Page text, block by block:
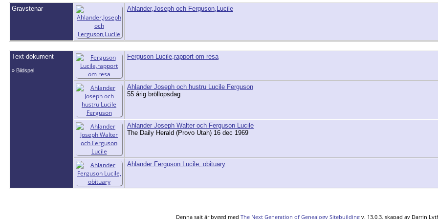
Gravstenar Ahlander,Joseph och Ferguson,Lucile
Text-dokument
» Bildspel
Ferguson Lucile,rapport om resa
Ahlander Joseph och hustru Lucile Ferguson
55 årig bröllopsdag
Ahlander Joseph Walter och Ferguson Lucile
The Daily Herald (Provo Utah) 16 dec 1969
Ahlander Ferguson Lucile, obituary
Denna sajt är byggd med The Next Generation of Genealogy Sitebuilding v. 13.0.3, skapad av Darrin